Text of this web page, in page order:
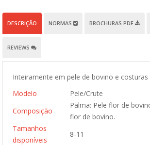
DESCRIÇÃO NORMAS BROCHURAS PDF
REVIEWS
Inteiramente em pele de bovino e costuras
Modelo
Pele/Crute
Composição
Palma: Pele flor de
flor de bovino.
Tamanhos
disponíveis
8-11